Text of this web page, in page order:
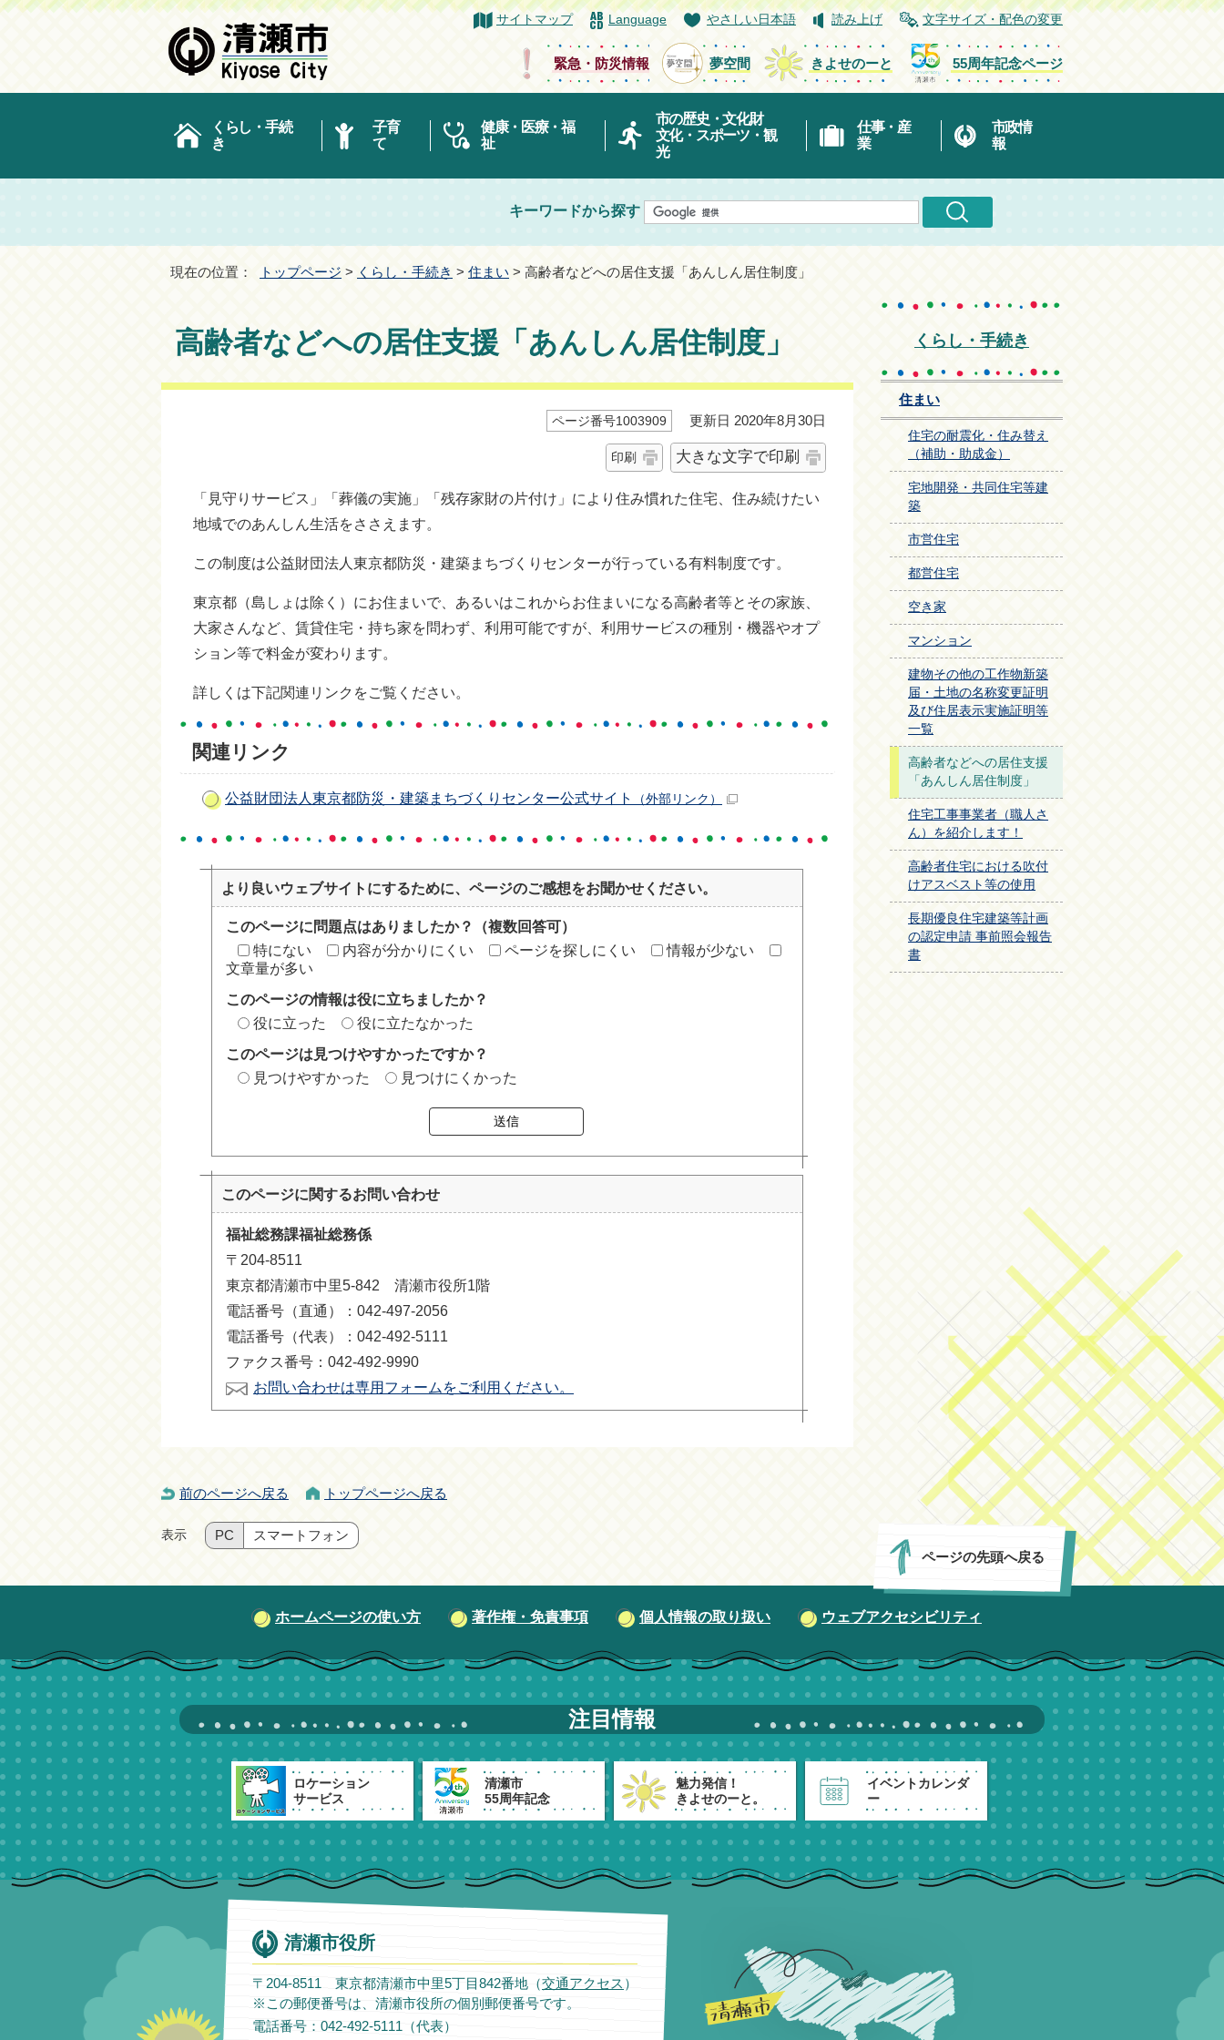
サイトマップ Language やさしい日本語 読み上げ 文字サイズ・配色の変更
緊急・防災情報 夢空間 きよせのーと 55周年記念ページ
くらし・手続
き
子育
て
健康・医療・福
祉
市の歴史・文化財
文化・スポーツ・観
光
仕事・産
業
市政情
報
キーワードから探す
現在の位置： トップページ > くらし・手続き > 住まい > 高齢者などへの居住支援「あんしん居住制度」
高齢者などへの居住支援「あんしん居住制度」
ページ番号1003909 更新日 2020年8月30日
印刷 大きな文字で印刷
「見守りサービス」「葬儀の実施」「残存家財の片付け」により住み慣れた住宅、住み続けたい
地域でのあんしん生活をささえます。
この制度は公益財団法人東京都防災・建築まちづくりセンターが行っている有料制度です。
東京都（島しょは除く）にお住まいで、あるいはこれからお住まいになる高齢者等とその家族、
大家さんなど、賃貸住宅・持ち家を問わず、利用可能ですが、利用サービスの種別・機器やオプ
ション等で料金が変わります。
詳しくは下記関連リンクをご覧ください。
関連リンク
公益財団法人東京都防災・建築まちづくりセンター公式サイト （外部リンク）
より良いウェブサイトにするために、ページのご感想をお聞かせください。
このページに問題点はありましたか？（複数回答可）
特にない
内容が分かりにくい ページを探しにくい
情報が少ない
文章量が多い
このページの情報は役に立ちましたか？
役に立った
役に立たなかった
このページは見つけやすかったですか？
見つけやすかった
見つけにくかった
送信
このページに関するお問い合わせ
福祉総務課福祉総務係
〒204-8511
東京都清瀬市中里5-842 清瀬市役所1階
電話番号（直通）：042-497-2056
電話番号（代表）：042-492-5111
ファクス番号：042-492-9990
お問い合わせは専用フォームをご利用ください。
くらし・手続き
住まい
住宅の耐震化・住み替え
（補助・助成金）
宅地開発・共同住宅等建
築
市営住宅
都営住宅
空き家
マンション
建物その他の工作物新築
届・土地の名称変更証明
及び住居表示実施証明等
一覧
高齢者などへの居住支援
「あんしん居住制度」
住宅工事事業者（職人さ
ん）を紹介します！
高齢者住宅における吹付
けアスベスト等の使用
長期優良住宅建築等計画
の認定申請 事前照会報告
書
ページの先頭へ戻る
前のページへ戻る トップページへ戻る
表示 PC スマートフォン
ホームページの使い方 著作権・免責事項 個人情報の取り扱い ウェブアクセシビリティ
注目情報
ロケーション
サービス
清瀬市
55周年記念
魅力発信！
きよせのーと。
イベントカレンダ
ー
清瀬市役所
〒204-8511 東京都清瀬市中里5丁目842番地（交通アクセス ）
※この郵便番号は、清瀬市役所の個別郵便番号です。
電話番号：042-492-5111（代表）